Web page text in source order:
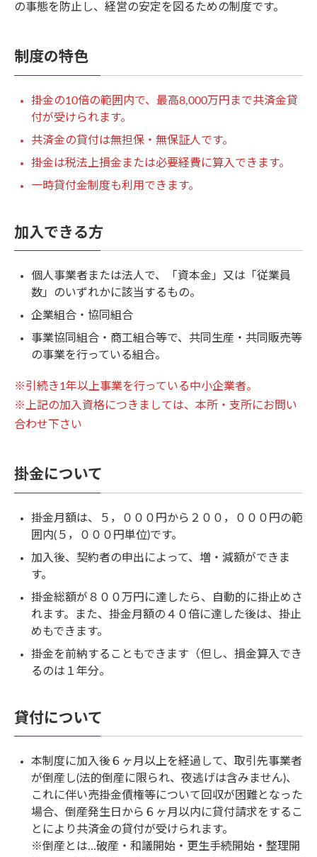
の事態を防止し、経営の安定を図るための制度です。
制度の特色
掛金の10倍の範囲内で、最高8,000万円まで共済金貸
付が受けられます。
共済金の貸付は無担保・無保証人です。
掛金は税法上損金または必要経費に算入できます。
一時貸付金制度も利用できます。
加入できる方
個人事業者または法人で、「資本金」又は「従業員
数」のいずれかに該当するもの。
企業組合・協同組合
事業協同組合・商工組合等で、共同生産・共同販売等
の事業を行っている組合。
※引続き1年以上事業を行っている中小企業者。
※上記の加入資格につきましては、本所・支所にお問い
合わせ下さい
掛金について
掛金月額は、５，０００円から２００，０００円の範
囲内(５，０００円単位)です。
加入後、契約者の申出によって、増・減額ができま
す。
掛金総額が８００万円に達したら、自動的に掛止めさ
れます。また、掛金月額の４０倍に達した後は、掛止
めもできます。
掛金を前納することもできます（但し、損金算入でき
るのは１年分。
貸付について
本制度に加入後６ヶ月以上を経過して、取引先事業者
が倒産し(法的倒産に限られ、夜逃げは含みません)、
これに伴い売掛金債権等について回収が困難となった
場合、倒産発生日から６ヶ月以内に貸付請求をするこ
とにより共済金の貸付が受けられます。
※倒産とは…破産・和議開始・更生手続開始・整理開